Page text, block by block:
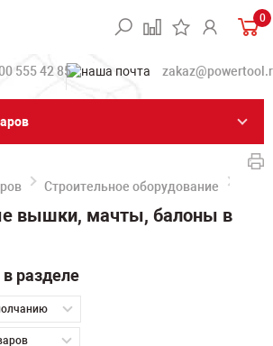
0
555 42 85
Строительное оборудование
вышки, мачты, балоны в
в разделе